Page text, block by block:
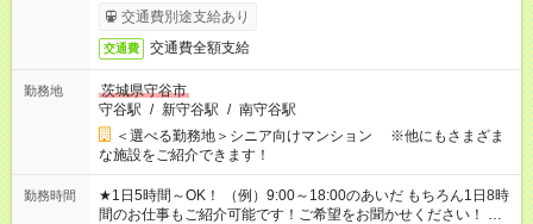
交通費別途支給あり
交通費 交通費全額支給
勤務地
茨城県守谷市
守谷駅 / 新守谷駅 / 南守谷駅
＜選べる勤務地＞シニア向けマンション ※他にもさまざま
な施設をご紹介できます！
勤務時間
★1日5時間～OK！ （例）9:00～18:00のあいだ もちろん1日8時
間のお仕事もご紹介可能です！ご希望をお聞かせください！ ★